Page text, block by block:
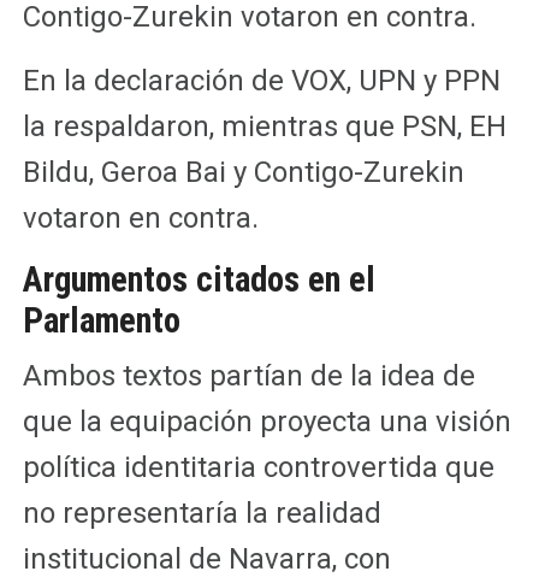
Contigo-Zurekin votaron en contra.
En la declaración de VOX, UPN y PPN
la respaldaron, mientras que PSN, EH
Bildu, Geroa Bai y Contigo-Zurekin
votaron en contra.
Argumentos citados en el
Parlamento
Ambos textos partían de la idea de
que la equipación proyecta una visión
política identitaria controvertida que
no representaría la realidad
institucional de Navarra, con